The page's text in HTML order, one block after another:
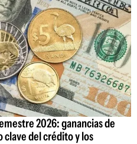
2026: ganancias de
clave del crédito y los